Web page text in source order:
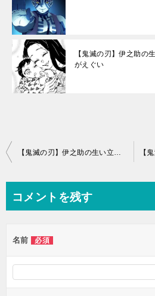
【鬼滅の刃】伊之助の
がえぐい
投
ビ
ー
シ
【鬼滅の刃】伊之助の生い立ち！過去母との出来事がえぐい
コメントを残す
名前 必須